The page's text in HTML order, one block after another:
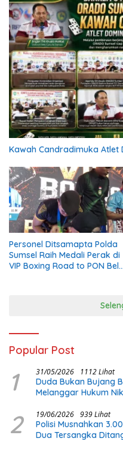
Kawah Candradimuka Atlet
Personel Ditsamapta Polda
Sumsel Raih Medali Perak di
VIP Boxing Road to PON Bela
Popular Post
1 31/05/2026 1112 Lihat
Duda Bukan Bujang
Melanggar Hukum
2 19/06/2026 939 Lihat
Polisi Musnahkan
Dua Tersangka